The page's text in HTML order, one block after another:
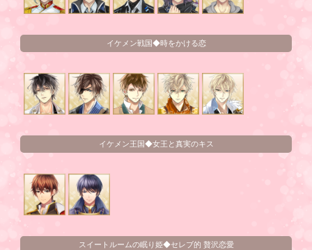
イケメン戦国◆時をかける恋
イケメン王国◆女王と真実のキス
スイートルームの眠り姫◆セレブ的 贅沢恋愛